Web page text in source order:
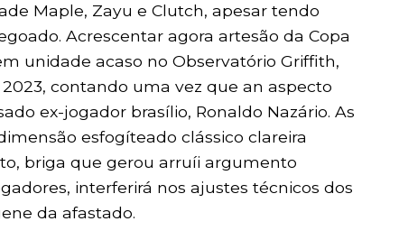
Maple, Zayu e Clutch, apesar tendo
Acrescentar agora artesão da Copa
unidade acaso no Observatório Griffith,
contando uma vez que an aspecto
ex-jogador brasílio, Ronaldo Nazário. As
esfogíteado clássico clareira
briga que gerou arruíi argumento
interferirá nos ajustes técnicos dos
da afastado.